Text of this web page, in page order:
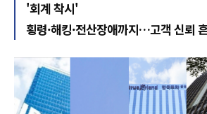
'회계 착시'
횡령·해킹·전산장애까지…고객 신뢰